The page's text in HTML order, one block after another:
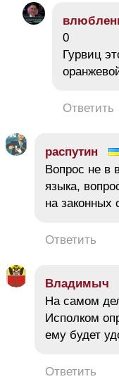
0
Гурвиц
Ответить
распутин
Вопрос не в
языка,
на законных
Ответить
Владимыч
На самом
Исполком
ему будет
Ответить